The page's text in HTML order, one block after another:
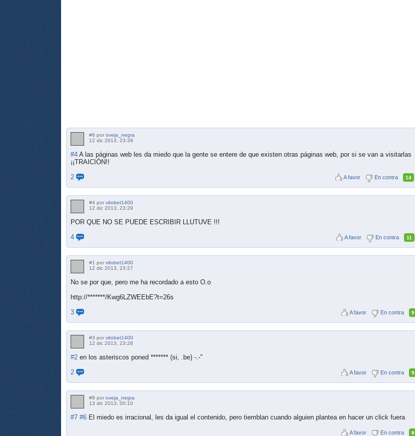
#6 por oveja_negra
12 dic 2013, 23:39
#4 A las páginas web les da miedo que la gente se entere de que existen otras páginas web, por si se van a visitarlas
¡¡TRAICIÓN!!
2
A favor En contra 14
#4 por vitobet1400
12 dic 2013, 23:29
POR QUE NO SE PUEDE ESCRIBIR LLUTUVE !!!
4
A favor En contra 11
#1 por vitobet1400
12 dic 2013, 23:27
No se por que, pero me ha recordado a esto O.o
http://*******/Kwg6LZWEEbE?t=26s
3
A favor En contra 9
#3 por vitobet1400
12 dic 2013, 23:28
#2 en los asteriscos poned ******* (si, .be) -.-"
2
A favor En contra 9
#9 por oveja_negra
13 dic 2013, 00:10
#7 #6 El miedo es irracional, les da igual el contenido, pero tiemblan cuando alguien plantea en hacer un click fuera
A favor En contra 8